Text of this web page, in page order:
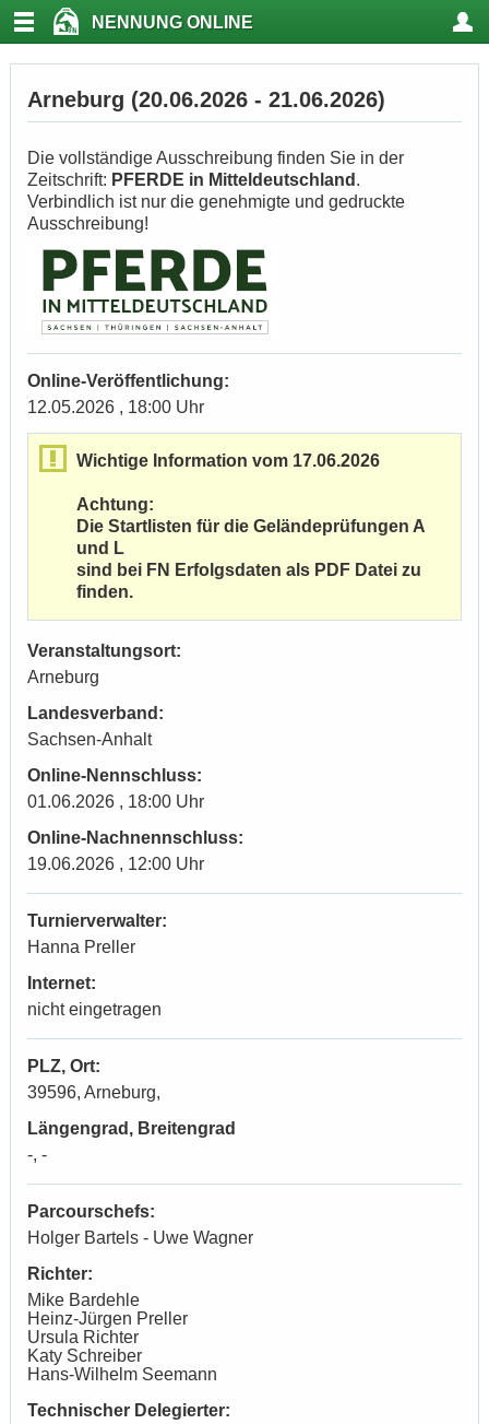
NENNUNG ONLINE
Arneburg (20.06.2026 - 21.06.2026)
Die vollständige Ausschreibung finden Sie in der
Zeitschrift: PFERDE in Mitteldeutschland .
Verbindlich ist nur die genehmigte und gedruckte
Ausschreibung!
Online-Veröffentlichung:
12.05.2026 , 18:00 Uhr
Wichtige Information vom 17.06.2026
Achtung:
Die Startlisten für die Geländeprüfungen A
und L
sind bei FN Erfolgsdaten als PDF Datei zu
finden.
Veranstaltungsort:
Arneburg
Landesverband:
Sachsen-Anhalt
Online-Nennschluss:
01.06.2026 , 18:00 Uhr
Online-Nachnennschluss:
19.06.2026 , 12:00 Uhr
Turnierverwalter:
Hanna Preller
Internet:
nicht eingetragen
PLZ, Ort:
39596, Arneburg,
Längengrad, Breitengrad
-, -
Parcourschefs:
Holger Bartels - Uwe Wagner
Richter:
Mike Bardehle
Heinz-Jürgen Preller
Ursula Richter
Katy Schreiber
Hans-Wilhelm Seemann
Technischer Delegierter: